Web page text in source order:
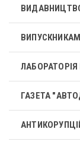
ВИПУСКНИКАМ
ГАЗЕТА